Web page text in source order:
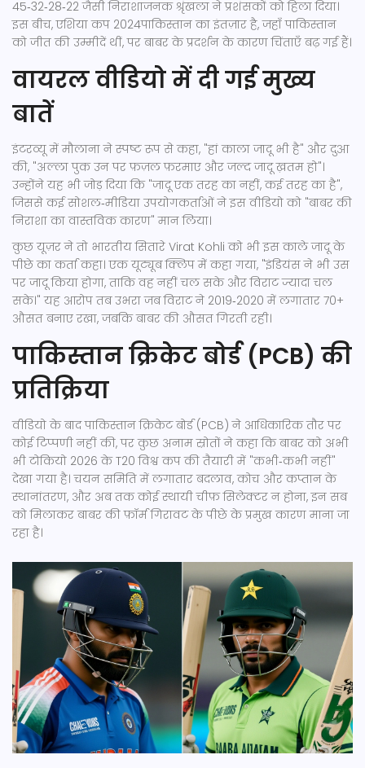
45‑32‑28‑22 जैसी निराशाजनक श्रृंखला ने प्रशंसकों को हिला दिया।
इस बीच,एशिया कप 2024पाकिस्तानका इंतज़ार है, जहाँ पाकिस्तान
को जीत की उम्मीदें थीं, पर बाबर के प्रदर्शन के कारण चिंताएँ बढ़ गई हैं।
वायरल वीडियो में दी गई मुख्य
बातें
इंटरव्यू में मौलाना ने स्पष्ट रूप से कहा, "हां काला जादू भी है" और दुआ
की, "अल्ला पुक उन पर फ़ज़ल फ़रमाए और जल्द जादू ख़तम हो"।
उन्होंने यह भी जोड़ दिया कि "जादू एक तरह का नहीं, कई तरह का है",
जिससे कई सोशल‑मीडिया उपयोगकर्ताओं ने इस वीडियो को "बाबर की
निराशा का वास्तविक कारण" मान लिया।
कुछ यूज़र ने तो भारतीय सितारे Virat Kohli को भी इस काले जादू के
पीछे का कर्ता कहा। एक यूट्यूब क्लिप में कहा गया, "इंडियंस ने भी उस
पर जादू किया होगा, ताकि वह नहीं चल सके और विराट ज्यादा चल
सके।" यह आरोप तब उभरा जब विराट ने 2019‑2020 में लगातार 70+
औसत बनाए रखा, जबकि बाबर की औसत गिरती रही।
पाकिस्तान क्रिकेट बोर्ड (PCB) की
प्रतिक्रिया
वीडियो के बादपाकिस्तान क्रिकेट बोर्ड (PCB) ने आधिकारिक तौर पर
कोई टिप्पणी नहीं की, पर कुछ अनाम स्रोतों ने कहा कि बाबर को अभी
भी टोकियो 2026 के T20 विश्व कप की तैयारी में "कभी‑कभी नहीं"
देखा गया है। चयन समिति में लगातार बदलाव, कोच और कप्तान के
स्थानांतरण, और अब तक कोई स्थायी चीफ़ सिलेक्टर न होना, इन सब
को मिलाकर बाबर की फ़ॉर्म गिरावट के पीछे के प्रमुख कारण माना जा
रहा है।